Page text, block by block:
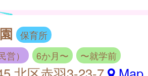
保育所
）
6か月〜 〜就学前